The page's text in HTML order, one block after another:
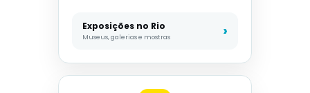
Exposições no Rio
Museus, galerias e mostras